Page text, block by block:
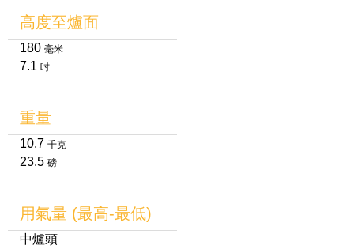
高度至爐面
180 毫米
7.1 吋
重量
10.7 千克
23.5 磅
用氣量 (最高-最低)
中爐頭